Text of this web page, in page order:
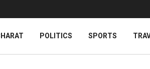
POLITICS SPORTS